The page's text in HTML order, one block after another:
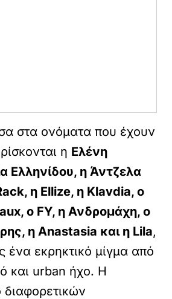
στα ονόματα που έχουν
η Ελένη
Ελληνίδου, η Άντζελα
η Ellize, η Klavdia, ο
ο FY, η Ανδρομάχη, ο
η Anastasia και η Lila,
ένα εκρηκτικό μίγμα από
και urban ήχο. Η